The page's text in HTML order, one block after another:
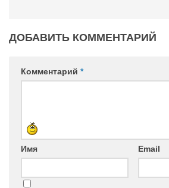
ДОБАВИТЬ КОММЕНТАРИЙ
Комментарий *
Имя Email